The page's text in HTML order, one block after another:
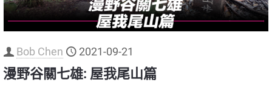
Bob Chen 2021-09-21
漫野谷關七雄: 屋我尾山篇